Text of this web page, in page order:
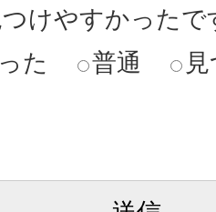
けやすかったで
た
普通